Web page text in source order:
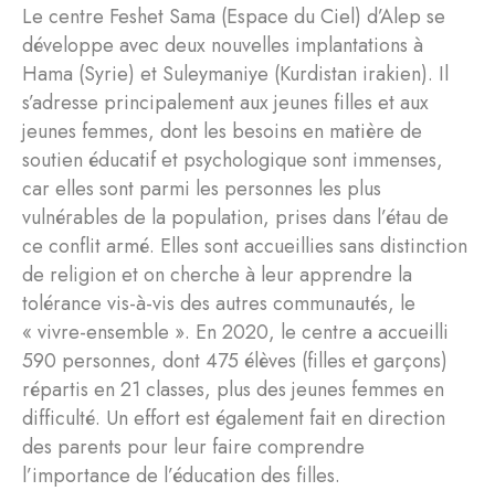
Le centre Feshet Sama (Espace du Ciel) d’Alep se
développe avec deux nouvelles implantations à
Hama (Syrie) et Suleymaniye (Kurdistan irakien). Il
s’adresse principalement aux jeunes filles et aux
jeunes femmes, dont les besoins en matière de
soutien éducatif et psychologique sont immenses,
car elles sont parmi les personnes les plus
vulnérables de la population, prises dans l’étau de
ce conflit armé. Elles sont accueillies sans distinction
de religion et on cherche à leur apprendre la
tolérance vis-à-vis des autres communautés, le
« vivre-ensemble ». En 2020, le centre a accueilli
590 personnes, dont 475 élèves (filles et garçons)
répartis en 21 classes, plus des jeunes femmes en
difficulté. Un effort est également fait en direction
des parents pour leur faire comprendre
l’importance de l’éducation des filles.